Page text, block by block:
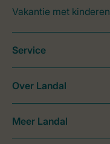
Vakantie met kinderen
Service
Over Landal
Meer Landal